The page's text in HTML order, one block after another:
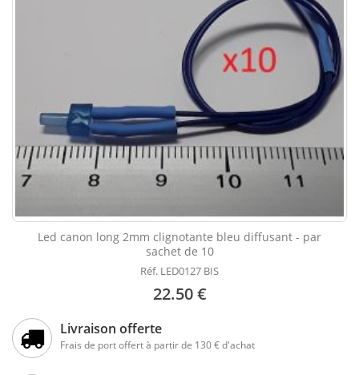
Led canon long 2mm clignotante bleu diffusant - par
sachet de 10
Réf. LED0127 BIS
22.50 €
Livraison offerte
Frais de port offert à partir de 130 € d'achat